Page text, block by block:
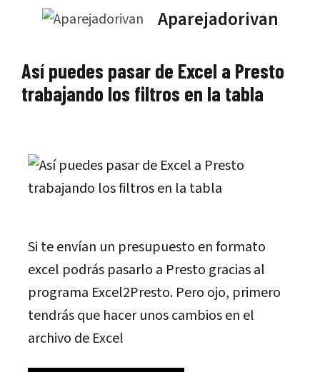
Aparejadorivan
Así puedes pasar de Excel a Presto
trabajando los filtros en la tabla
Si te envían un presupuesto en formato
excel podrás pasarlo a Presto gracias al
programa Excel2Presto. Pero ojo, primero
tendrás que hacer unos cambios en el
archivo de Excel